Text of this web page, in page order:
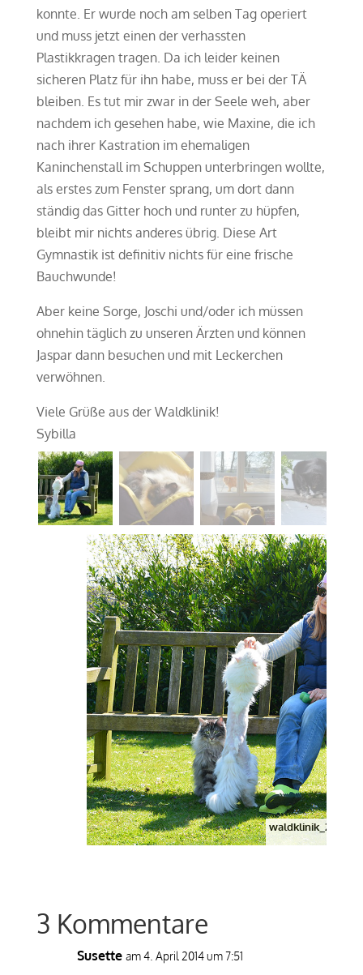
konnte. Er wurde noch am selben Tag operiert
und muss jetzt einen der verhassten
Plastikkragen tragen. Da ich leider keinen
sicheren Platz für ihn habe, muss er bei der TÄ
bleiben. Es tut mir zwar in der Seele weh, aber
nachdem ich gesehen habe, wie Maxine, die ich
nach ihrer Kastration im ehemaligen
Kaninchenstall im Schuppen unterbringen wollte,
als erstes zum Fenster sprang, um dort dann
ständig das Gitter hoch und runter zu hüpfen,
bleibt mir nichts anderes übrig. Diese Art
Gymnastik ist definitiv nichts für eine frische
Bauchwunde!
Aber keine Sorge, Joschi und/oder ich müssen
ohnehin täglich zu unseren Ärzten und können
Jaspar dann besuchen und mit Leckerchen
verwöhnen.
Viele Grüße aus der Waldklinik!
Sybilla
3 Kommentare
Susette am 4. April 2014 um 7:51